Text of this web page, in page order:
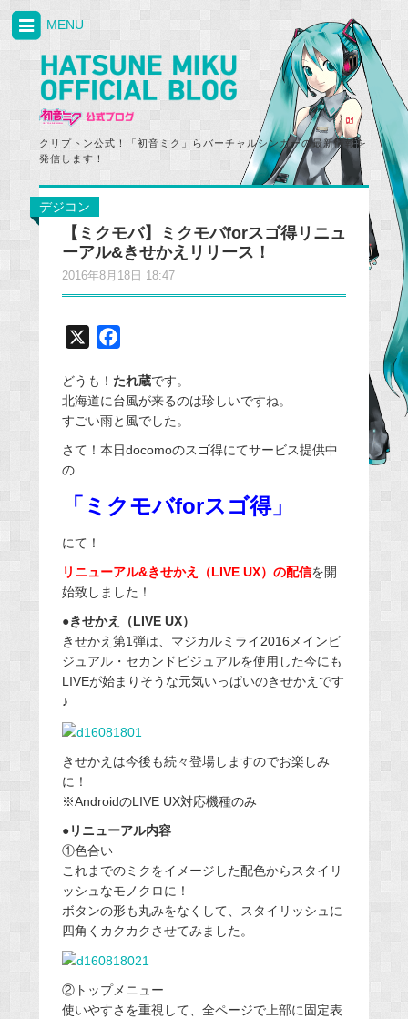
クリプトン公式！「初音ミク」らバーチャルシンガーの最新情報を
発信します！
MENU
デジコン
【ミクモバ】ミクモバforスゴ得リニュ
ーアル&きせかえリリース！
2016年8月18日 18:47
c
e
b
o
k
どうも！ たれ蔵です。
北海道に台風が来るのは珍しいですね。
すごい雨と風でした。
さて！本日docomoのスゴ得にてサービス提供中
の
「ミクモバforスゴ得」
にて！
リニューアル&きせかえ（LIVE UX）の配信を開
始致しました！
●きせかえ（LIVE UX）
きせかえ第1弾は、マジカルミライ2016メインビ
ジュアル・セカンドビジュアルを使用した今にも
LIVEが始まりそうな元気いっぱいのきせかえです
♪
きせかえは今後も続々登場しますのでお楽しみ
に！
※AndroidのLIVE UX対応機種のみ
●リニューアル内容
①色合い
これまでのミクをイメージした配色からスタイリ
ッシュなモノクロに！
ボタンの形も丸みをなくして、スタイリッシュに
四角くカクカクさせてみました。
②トップメニュー
使いやすさを重視して、全ページで上部に固定表